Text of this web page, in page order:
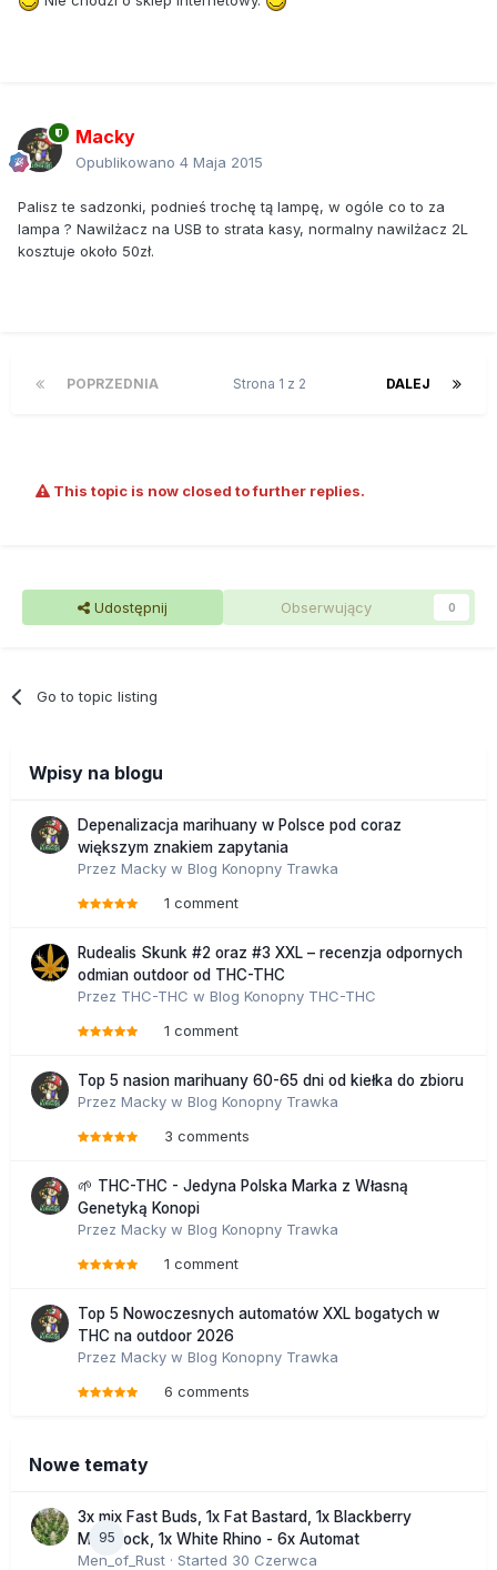
Macky
Opublikowano 4 Maja 2015
Palisz te sadzonki, podnieś trochę tą lampę, w ogóle co to za
lampa ? Nawilżacz na USB to strata kasy, normalny nawilżacz 2L
kosztuje około 50zł.
POPRZEDNIA DALEJ
Strona 1 z 2
This topic is now closed to further replies.
Udostępnij Obserwujący 0
Go to topic listing
Wpisy na blogu
Depenalizacja marihuany w Polsce pod coraz
większym znakiem zapytania
Przez Macky w Blog Konopny Trawka
1 comment
Rudealis Skunk #2 oraz #3 XXL – recenzja odpornych
odmian outdoor od THC-THC
Przez THC-THC w Blog Konopny THC-THC
1 comment
Top 5 nasion marihuany 60-65 dni od kiełka do zbioru
Przez Macky w Blog Konopny Trawka
3 comments
🌱 THC-THC - Jedyna Polska Marka z Własną
Genetyką Konopi
Przez Macky w Blog Konopny Trawka
1 comment
Top 5 Nowoczesnych automatów XXL bogatych w
THC na outdoor 2026
Przez Macky w Blog Konopny Trawka
6 comments
Nowe tematy
95
3x mix Fast Buds, 1x Fat Bastard, 1x Blackberry
Moonrock, 1x White Rhino - 6x Automat
Men_of_Rust · Started 30 Czerwca